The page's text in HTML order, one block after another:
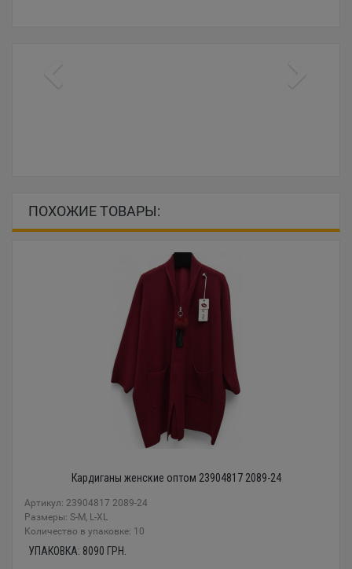
ПОХОЖИЕ ТОВАРЫ:
Кардиганы женские оптом 23904817 2089-24
Артикул: 23904817 2089-24
Размеры: S-M, L-XL
Количество в упаковке: 10
УПАКОВКА: 8090 ГРН.